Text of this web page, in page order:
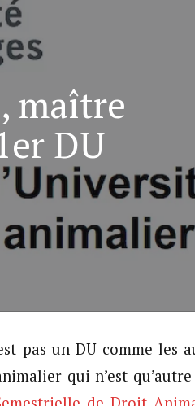
maître
DU
pas un DU comme les
qui n’est